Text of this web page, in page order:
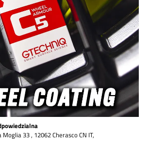
Moglia 33 , 12062 Cherasco CN IT,